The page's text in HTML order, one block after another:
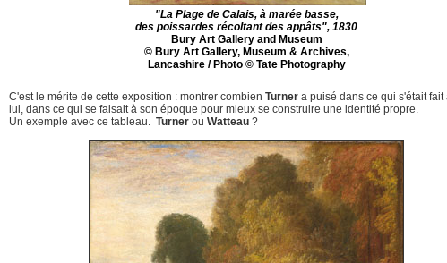
"La Plage de Calais, à marée basse,
des poissardes récoltant des appâts", 1830
Bury Art Gallery and Museum
© Bury Art Gallery, Museum & Archives,
Lancashire / Photo © Tate Photography
C'est le mérite de cette exposition : montrer combien Turner a puisé dans ce qui s'était fait
lui, dans ce qui se faisait à son époque pour mieux se construire une identité propre.
Un exemple avec ce tableau. Turner ou Watteau ?